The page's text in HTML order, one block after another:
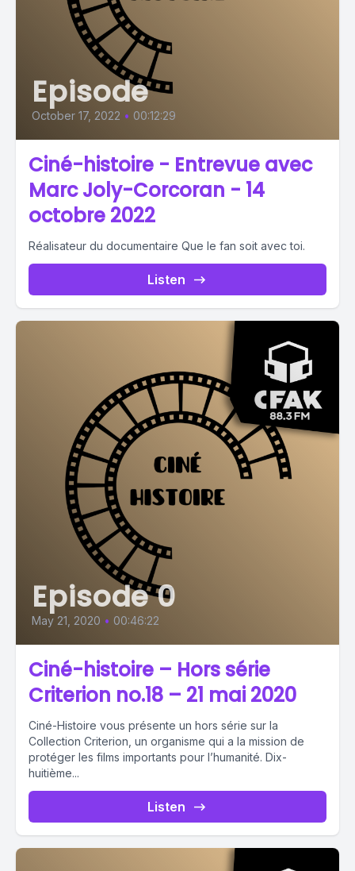
Episode
October 17, 2022 • 00:12:29
Ciné-histoire - Entrevue avec
Marc Joly-Corcoran - 14
octobre 2022
Réalisateur du documentaire Que le fan soit avec toi.
Listen
Episode 0
May 21, 2020 • 00:46:22
Ciné-histoire – Hors série
Criterion no.18 – 21 mai 2020
Ciné-Histoire vous présente un hors série sur la
Collection Criterion, un organisme qui a la mission de
protéger les films importants pour l’humanité. Dix-
huitième...
Listen